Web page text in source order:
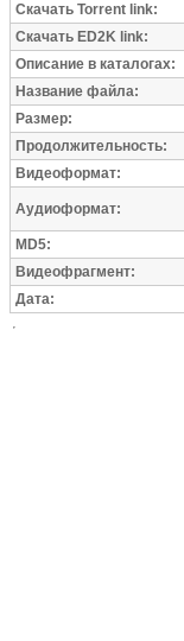
Скачать Torrent link:
Скачать ED2K link:
Описание в каталогах:
Название файла:
Размер:
Продолжительность:
Видеоформат:
Аудиоформат:
MD5:
Видеофрагмент:
Дата: